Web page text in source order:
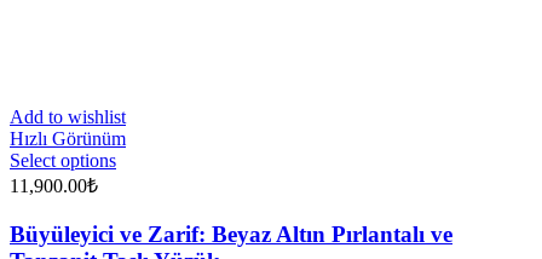
Add to wishlist
Hızlı Görünüm
Select options
11,900.00₺
Büyüleyici ve Zarif: Beyaz Altın Pırlantalı ve